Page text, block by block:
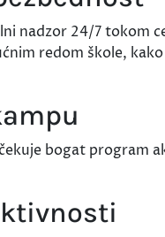
nadzor 24/7 tokom
redom škole,
bogat program